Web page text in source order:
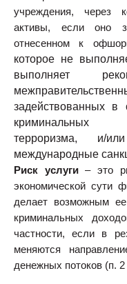
учреждения, через
активы, если оно
отнесенном к
которое не
выполняет
задействованных
криминальных
терроризма, и/
международные
Риск услуги– это
экономической сути
делает возможным
криминальных
частности, если в
меняются
денежных потоков (п.